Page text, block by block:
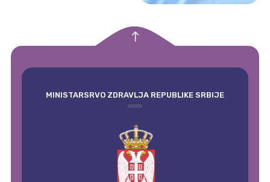
MINISTARSRVO ZDRAVLJA REPUBLIKE SRBIJE